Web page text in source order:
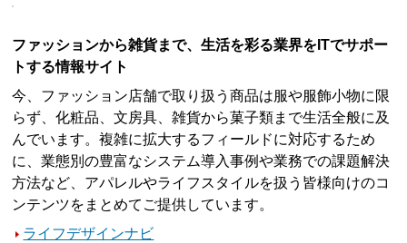
ファッションから雑貨まで、生活を彩る業界をITでサポー
トする情報サイト
今、ファッション店舗で取り扱う商品は服や服飾小物に限
らず、化粧品、文房具、雑貨から菓子類まで生活全般に及
んでいます。複雑に拡大するフィールドに対応するため
に、業態別の豊富なシステム導入事例や業務での課題解決
方法など、アパレルやライフスタイルを扱う皆様向けのコ
ンテンツをまとめてご提供しています。
ライフデザインナビ